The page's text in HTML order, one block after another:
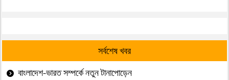
সর্বশেষ খবর
বাংলাদেশ-ভারত সম্পর্কে নতুন টানাপোড়েন